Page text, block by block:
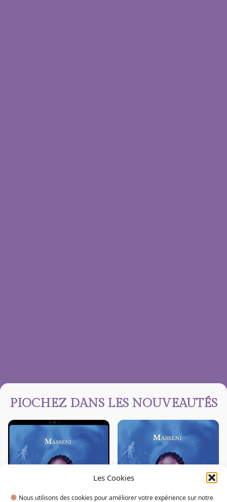
Les Cookies
Nous utilisons des cookies pour améliorer votre expérience sur notre
PIOCHEZ DANS LES NOUVEAUTÉS